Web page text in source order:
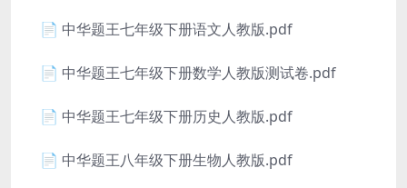
📄 中华题王七年级下册语文人教版.pdf
📄 中华题王七年级下册数学人教版测试卷.pdf
📄 中华题王七年级下册历史人教版.pdf
📄 中华题王八年级下册生物人教版.pdf